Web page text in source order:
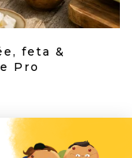
feta &
Pro